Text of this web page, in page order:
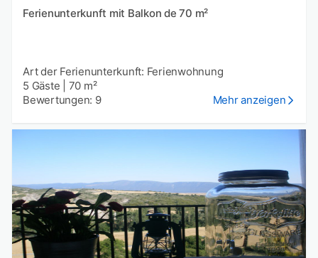
Ferienunterkunft mit Balkon de 70 m²
Art der Ferienunterkunft: Ferienwohnung
5 Gäste
70 m²
Bewertungen: 9
Mehr anzeigen